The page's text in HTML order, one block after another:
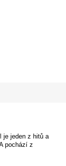
je jeden z hitů a
pochází z